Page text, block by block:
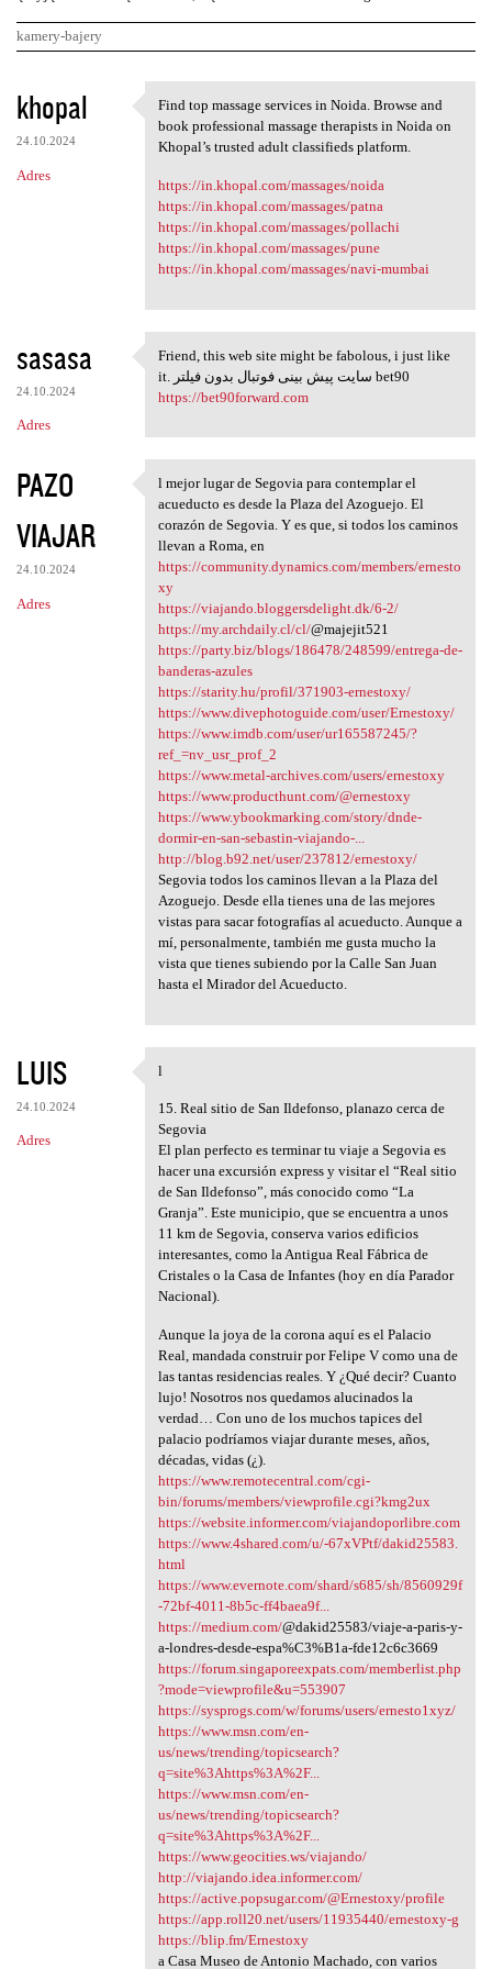
kamery-bajery
K
o
m
e
e
khopal
24.10.2024
Adres
Find top massage services in
Find top massage services in Noida. Browse and
book professional massage therapists in Noida on
Khopal’s trusted adult classifieds platform.
https://in.khopal.com/massages/noida
https://in.khopal.com/massages/patna
https://in.khopal.com/massages/pollachi
https://in.khopal.com/massages/pune
https://in.khopal.com/massages/navi-mumbai
sasasa
24.10.2024
Adres
Friend, this web site might
Friend, this web site might be fabolous, i just like
it. سایت پیش بینی فوتبال بدون فیلتر bet90
https://bet90forward.com
PAZO
VIAJAR
24.10.2024
Adres
l mejor lugar de Segovia para
l mejor lugar de Segovia para contemplar el
acueducto es desde la Plaza del Azoguejo. El
corazón de Segovia. Y es que, si todos los caminos
llevan a Roma, en
https://community.dynamics.com/members/ernesto
xy
https://viajando.bloggersdelight.dk/6-2/
https://my.archdaily.cl/cl/@majejit521
https://party.biz/blogs/186478/248599/entrega-de-
banderas-azules
https://starity.hu/profil/371903-ernestoxy/
https://www.divephotoguide.com/user/Ernestoxy/
https://www.imdb.com/user/ur165587245/?
ref_=nv_usr_prof_2
https://www.metal-archives.com/users/ernestoxy
https://www.producthunt.com/@ernestoxy
https://www.ybookmarking.com/story/dnde-
dormir-en-san-sebastin-viajando-...
http://blog.b92.net/user/237812/ernestoxy/
Segovia todos los caminos llevan a la Plaza del
Azoguejo. Desde ella tienes una de las mejores
vistas para sacar fotografías al acueducto. Aunque a
mí, personalmente, también me gusta mucho la
vista que tienes subiendo por la Calle San Juan
hasta el Mirador del Acueducto.
LUIS
24.10.2024
Adres
l
l
15. Real sitio de San Ildefonso, planazo cerca de
Segovia
El plan perfecto es terminar tu viaje a Segovia es
hacer una excursión express y visitar el “Real sitio
de San Ildefonso”, más conocido como “La
Granja”. Este municipio, que se encuentra a unos
11 km de Segovia, conserva varios edificios
interesantes, como la Antigua Real Fábrica de
Cristales o la Casa de Infantes (hoy en día Parador
Nacional).
Aunque la joya de la corona aquí es el Palacio
Real, mandada construir por Felipe V como una de
las tantas residencias reales. Y ¿Qué decir? Cuanto
lujo! Nosotros nos quedamos alucinados la
verdad… Con uno de los muchos tapices del
palacio podríamos viajar durante meses, años,
décadas, vidas (¿).
https://www.remotecentral.com/cgi-
bin/forums/members/viewprofile.cgi?kmg2ux
https://website.informer.com/viajandoporlibre.com
https://www.4shared.com/u/-67xVPtf/dakid25583.
html
https://www.evernote.com/shard/s685/sh/8560929f
-72bf-4011-8b5c-ff4baea9f...
https://medium.com/@dakid25583/viaje-a-paris-y-
a-londres-desde-espa%C3%B1a-fde12c6c3669
https://forum.singaporeexpats.com/memberlist.php
?mode=viewprofile&u=553907
https://sysprogs.com/w/forums/users/ernesto1xyz/
https://www.msn.com/en-
us/news/trending/topicsearch?
q=site%3Ahttps%3A%2F...
https://www.msn.com/en-
us/news/trending/topicsearch?
q=site%3Ahttps%3A%2F...
https://www.geocities.ws/viajando/
http://viajando.idea.informer.com/
https://active.popsugar.com/@Ernestoxy/profile
https://app.roll20.net/users/11935440/ernestoxy-g
https://blip.fm/Ernestoxy
a Casa Museo de Antonio Machado, con varios